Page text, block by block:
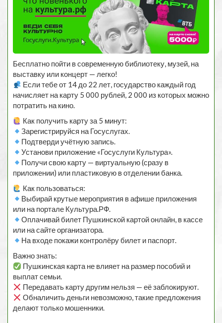
Бесплатно пойти в современную библиотеку, музей, на
выставку или концерт — легко!
Если тебе от 14 до 22 лет, государство каждый год
начисляет на карту 5 000 рублей, 2 000 из которых можно
потратить на кино.
Как получить карту за 5 минут:
Зарегистрируйся на Госуслугах.
Подтверди учётную запись.
Установи приложение «Госуслуги Культура».
Получи свою карту — виртуальную (сразу в
приложении) или пластиковую в отделении банка.
Как пользоваться:
Выбирай крутые мероприятия в афише приложения
или на портале Культура.РФ.
Оплачивай билет Пушкинской картой онлайн, в кассе
или на сайте организатора.
На входе покажи контролёру билет и паспорт.
Важно знать:
Пушкинская карта не влияет на размер пособий и
выплат семьи.
Передавать карту другим нельзя — её заблокируют.
Обналичить деньги невозможно, такие предложения
делают только мошенники.